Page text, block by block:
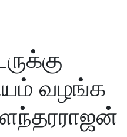
வழங்க